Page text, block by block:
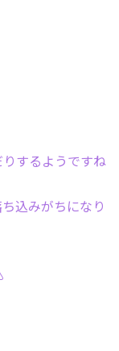
するようですね
込みがちになり